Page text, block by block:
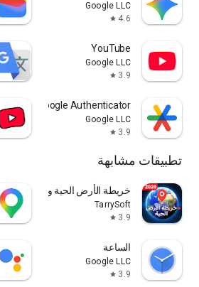
Google LLC
4.6
star
YouTube
Google LLC
3.9
star
Google Authenticator
Google LLC
3.9
star
تطبيقات مشابهة
خريطة الأرض الحية وعرض الشارع
TarrySoft
3.9
star
الساعة
Google LLC
3.9
star